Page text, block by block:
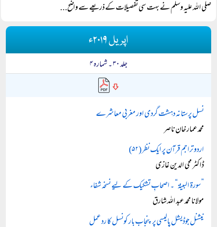
صلی اللہ علیہ وسلم نے بہت سی تفصیلات کے ذریعے سے واضح...
اپریل ۲۰۱۹ء
جلد ۳۰ ۔ شمارہ ۴
نسل پرستانہ دہشت گردی اور مغربی معاشرے
محمد عمار خان ناصر
اردو تراجم قرآن پر ایک نظر (۵۲)
ڈاکٹر محی الدین غازی
”سورۃ البینۃ“ ۔ اصحابِ تشکیک کے لیے نسخہ شفاء
مولانا محمد عبد اللہ شارق
نیشنل جوڈیشل پالیسی پر پنجاب بار کونسل کا رد عمل